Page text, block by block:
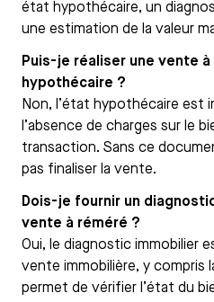
état hypothécaire, un
une estimation de la valeur
Puis-je réaliser une vente
hypothécaire ?
Non, l’état hypothécaire est
l’absence de charges sur le
transaction. Sans ce
pas finaliser la vente.
Dois-je fournir un
vente à réméré ?
Oui, le diagnostic immobilier
vente immobilière, y compris
permet de vérifier l’état du